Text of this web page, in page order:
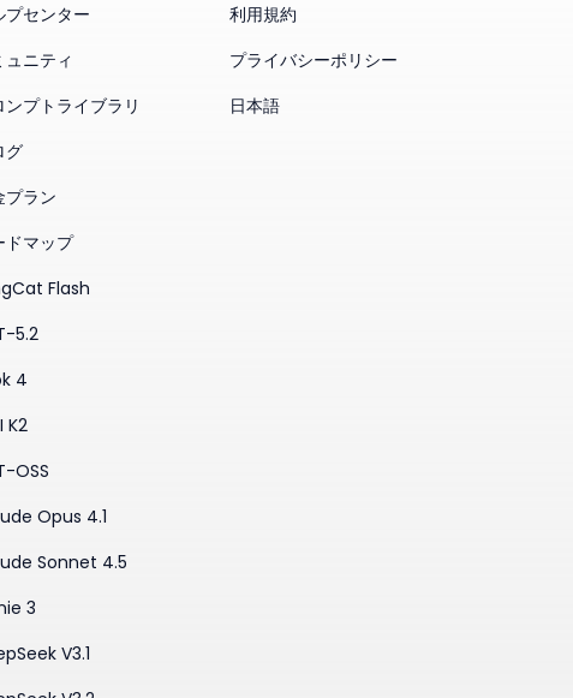
プセンター
ュニティ
ンプトライブラリ
グ
プラン
ドマップ
Flash
5.2
4
K2
OSS
Opus 4.1
Sonnet 4.5
3
V3.1
利用規約
プライバシーポリシー
日本語